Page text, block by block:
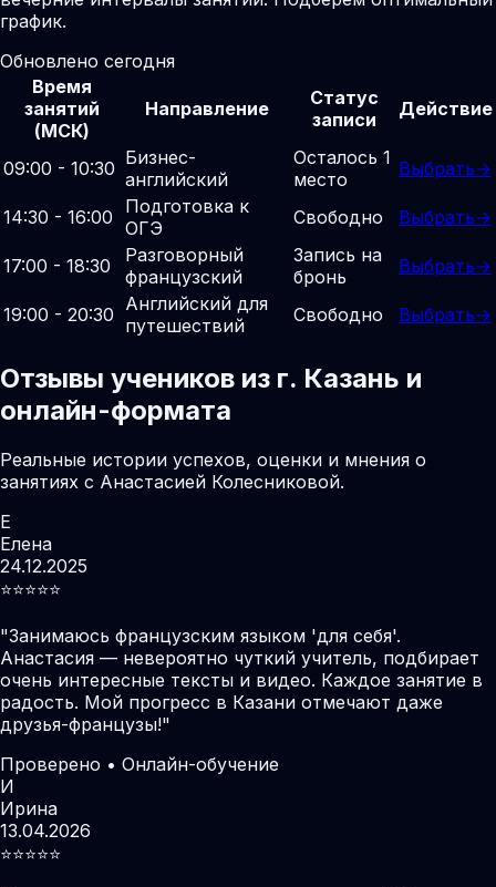
график.
Обновлено сегодня
Время
занятий
(МСК)
Направление
Статус
записи
Действие
09:00 - 10:30 Бизнес-
английский
Осталось 1
место
Выбрать→
14:30 - 16:00
Подготовка к
ОГЭ
Свободно Выбрать→
17:00 - 18:30
Разговорный
французский
Запись на
бронь
Выбрать→
19:00 - 20:30 Английский для
путешествий
Свободно Выбрать→
Отзывы учеников из г. Казань и
онлайн-формата
Реальные истории успехов, оценки и мнения о
занятиях с Анастасией Колесниковой.
Е
Елена
24.12.2025
⭐️⭐️⭐️⭐️⭐️
"Занимаюсь французским языком 'для себя'.
Анастасия — невероятно чуткий учитель, подбирает
очень интересные тексты и видео. Каждое занятие в
радость. Мой прогресс в Казани отмечают даже
друзья-французы!"
Проверено • Онлайн-обучение
И
Ирина
13.04.2026
⭐️⭐️⭐️⭐️⭐️